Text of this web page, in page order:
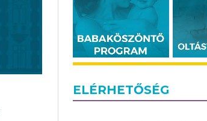
ELÉRHETŐSÉG